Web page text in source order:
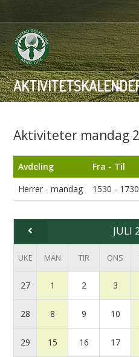
Aktiviteter mandag
Avdeling Fra - Til
Herrer - mandag
1530 - 1730
JULI
UKE MAN TIR ONS
27 1 2 3
28 8 9 10
29 15 16 17